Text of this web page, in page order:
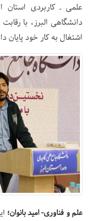
علمی ـ کاربردی استان
اشتغال به کار خود پایان
علم و فناوری- امید بانوان؛